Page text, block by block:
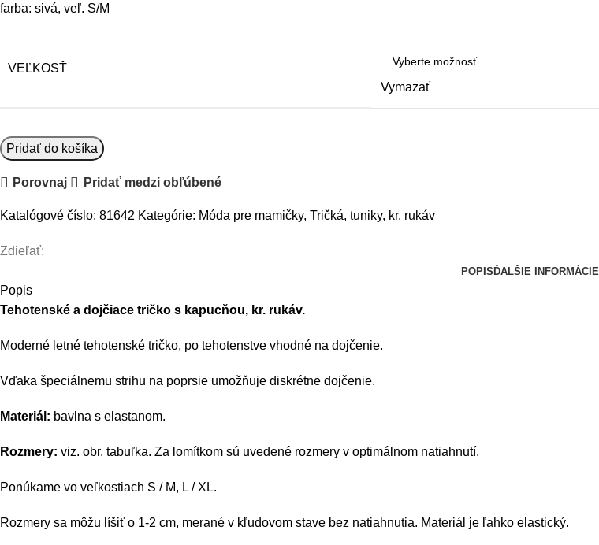
farba: sivá, veľ. S/M
VEĽKOSŤ
Vymazať
množstvo
Be
MaaMaa
a
dojčiace
s
kapucňou,
rukáv
sivé
Pridať do košíka
Porovnaj Pridať medzi obľúbené
Katalógové číslo: 81642 Kategórie: Móda pre mamičky, Tričká, tuniky, kr. rukáv
Zdieľať:
POPISĎALŠIE INFORMÁCIE
Popis
Tehotenské a dojčiace tričko s kapucňou, kr. rukáv.
Moderné letné tehotenské tričko, po tehotenstve vhodné na dojčenie.
Vďaka špeciálnemu strihu na poprsie umožňuje diskrétne dojčenie.
Materiál: bavlna s elastanom.
Rozmery: viz. obr. tabuľka. Za lomítkom sú uvedené rozmery v optimálnom natiahnutí.
Ponúkame vo veľkostiach S / M, L / XL.
Rozmery sa môžu líšiť o 1-2 cm, merané v kľudovom stave bez natiahnutia. Materiál je ľahko elastický.